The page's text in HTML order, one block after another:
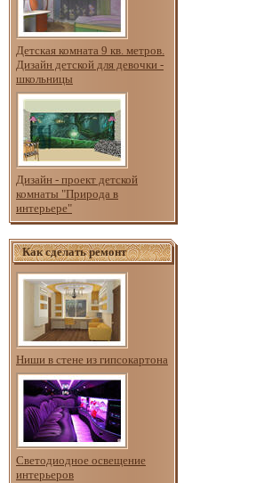
Детская комната 9 кв. метров.
Дизайн детской для девочки -
школьницы
Дизайн - проект детской
комнаты "Природа в
интерьере"
Как сделать ремонт
Ниши в стене из гипсокартона
Светодиодное освещение
интерьеров